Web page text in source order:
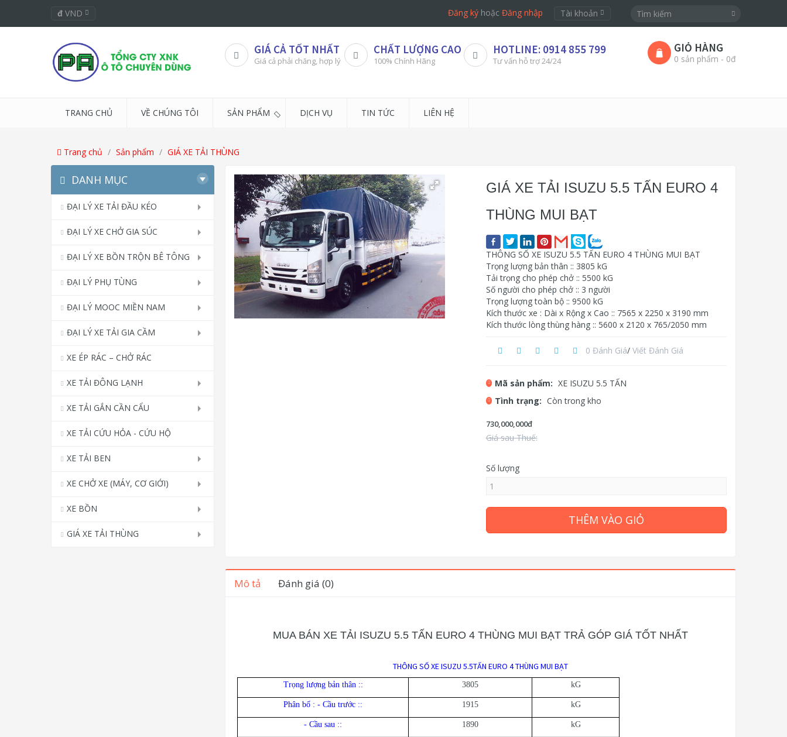
đ VND Đăng ký hoặcĐăng nhập Tài khoản
GIÁ CẢ TỐT NHẤT
Giá cả phải chăng, hợp lý
CHẤT LƯỢNG CAO
100% Chính Hãng
HOTLINE: 0914 855 799
Tư vấn hỗ trợ 24/24
GIỎ HÀNG
0 sản phẩm - 0đ
TRANG CHỦ VỀ CHÚNG TÔI SẢN PHẨM DỊCH VỤ TIN TỨC LIÊN HỆ
Trang chủ Sản phẩm GIÁ XE TẢI THÙNG
DANH MỤC
ĐẠI LÝ XE TẢI ĐẦU KÉO
ĐẠI LÝ XE CHỞ GIA SÚC
ĐẠI LÝ XE BỒN TRỘN BÊ TÔNG
ĐẠI LÝ PHỤ TÙNG
ĐẠI LÝ MOOC MIỀN NAM
ĐẠI LÝ XE TẢI GIA CẦM
XE ÉP RÁC – CHỞ RÁC
XE TẢI ĐÔNG LẠNH
XE TẢI GẮN CẦN CẨU
XE TẢI CỨU HỎA - CỨU HỘ
XE TẢI BEN
XE CHỞ XE (MÁY, CƠ GIỚI)
XE BỒN
GIÁ XE TẢI THÙNG
GIÁ XE TẢI ISUZU 5.5 TẤN EURO 4
THÙNG MUI BẠT
THÔNG SỐ XE ISUZU 5.5 TẤN EURO 4 THÙNG MUI BẠT
Trọng lượng bản thân :: 3805 kG
Tải trọng cho phép chở :: 5500 kG
Số người cho phép chở :: 3 người
Trọng lượng toàn bộ :: 9500 kG
Kích thước xe : Dài x Rộng x Cao :: 7565 x 2250 x 3190 mm
Kích thước lòng thùng hàng :: 5600 x 2120 x 765/2050 mm
0 Đánh Giá/ Viết Đánh Giá
Mã sản phẩm: XE ISUZU 5.5 TẤN
Tình trạng: Còn trong kho
730,000,000đ
Giá sau Thuế:
Số lượng
THÊM VÀO GIỎ
Mô tả Đánh giá (0)
MUA BÁN XE TẢI ISUZU 5.5 TẤN EURO 4 THÙNG MUI BẠT TRẢ GÓP GIÁ TỐT NHẤT
THÔNG SỐ XE ISUZU 5.5TẤN EURO 4 THÙNG MUI BẠT
Trọng lượng bản thân :: 3805 kG
Phân bố : - Cầu trước :: 1915 kG
- Cầu sau :: 1890 kG